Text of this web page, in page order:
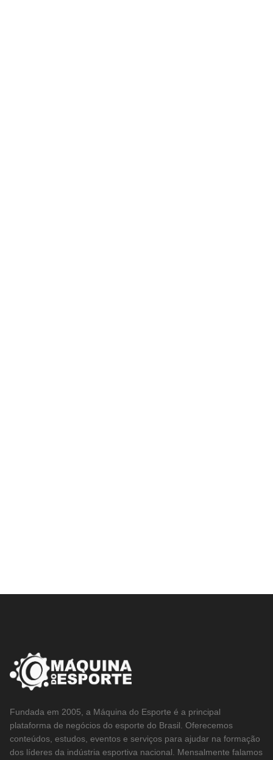
Fundada em 2005, a Máquina do Esporte é a principal
plataforma de negócios do esporte do Brasil. Oferecemos
conteúdos, estudos, eventos e serviços para ajudar na formação
dos líderes da indústria esportiva nacional. Mensalmente falamos